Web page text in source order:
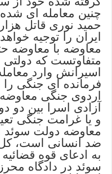
چنین معامله ای
حمید نوری قاتل
ایران را توجیه
معاوضه با معاوضه
متفاوتست که دولتی
اسیرانش وارد
فرمانده ای جنگی را
اردوی جنگی معاوضه
آزادی اسرا بین دو
و یا غرامت جنگی
معاوضه دولت سوئد
ضد انسانی است، کل
به ادعای قوه
سوئد در دادگاه